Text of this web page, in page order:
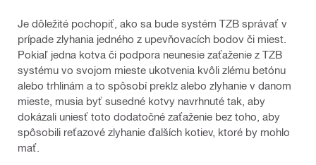
Je dôležité pochopiť, ako sa bude systém TZB správať v
prípade zlyhania jedného z upevňovacích bodov či miest.
Pokiaľ jedna kotva či podpora neunesie zaťaženie z TZB
systému vo svojom mieste ukotvenia kvôli zlému betónu
alebo trhlinám a to spôsobí preklz alebo zlyhanie v danom
mieste, musia byť susedné kotvy navrhnuté tak, aby
dokázali uniesť toto dodatočné zaťaženie bez toho, aby
spôsobili reťazové zlyhanie ďalších kotiev, ktoré by mohlo
mať.